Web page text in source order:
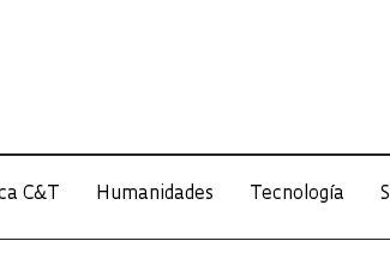
C&T Humanidades Tecnología